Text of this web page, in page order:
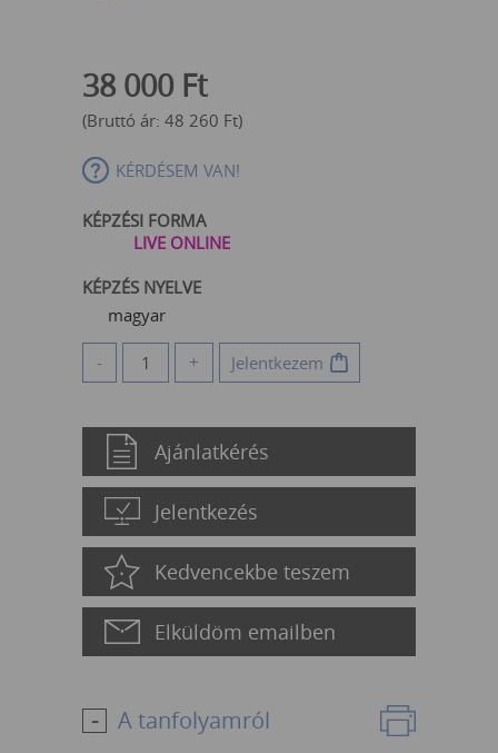
38 000 Ft
(Bruttó ár: 48 260 Ft)
KÉRDÉSEM VAN!
KÉPZÉSI FORMA
LIVE ONLINE
KÉPZÉS NYELVE
magyar
- + Jelentkezem
Ajánlatkérés
Jelentkezés
Kedvencekbe teszem
Elküldöm emailben
A tanfolyamról